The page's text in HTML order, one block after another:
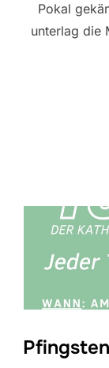
Pokal
unterlag die